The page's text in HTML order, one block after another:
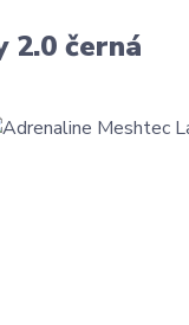
2.0 černá